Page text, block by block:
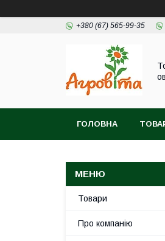
+380 (67) 565-99-35
ГОЛОВНА
Товари
Про компанію